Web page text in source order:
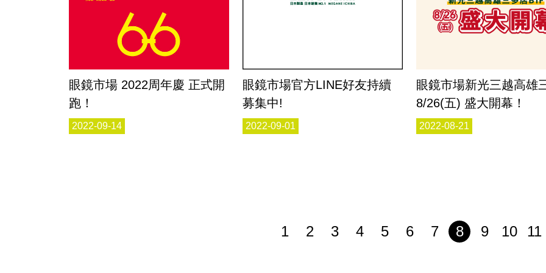
眼鏡市場 2022周年慶 正式開
跑！
2022-09-14
眼鏡市場官方LINE好友持續
募集中!
2022-09-01
眼鏡市場新光三越高雄
8/26(五) 盛大開幕！
2022-08-21
1 2 3 4 5 6 7 8 9 10 11